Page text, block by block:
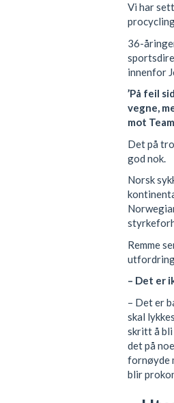
Vi har
36-
innenfor
’På feil
vegne,
mot
Det på
god nok.
Norsk
Remme
– Det er
– Det er
skal
skritt å bli
det på
fornøyde
blir